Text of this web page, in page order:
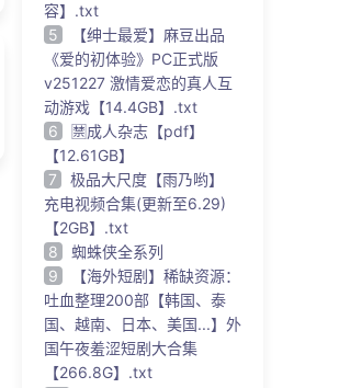
容】.txt
5
【绅士最爱】麻豆出品
《爱的初体验》PC正式版
v251227 激情爱恋的真人互
动游戏【14.4GB】.txt
6
🈲成人杂志【pdf】
【12.61GB】
7
极品大尺度【雨乃哟】
充电视频合集(更新至6.29)
【2GB】.txt
8
蜘蛛侠全系列
9
【海外短剧】稀缺资源：
吐血整理200部【韩国、泰
国、越南、日本、美国...】外
国午夜羞涩短剧大合集
【266.8G】.txt